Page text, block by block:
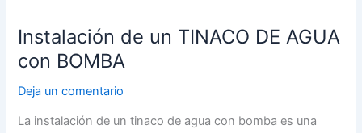
Instalación de un TINACO DE AGUA
con BOMBA
Deja un comentario
La instalación de un tinaco de agua con bomba es una
un
TINACO
AGUA
con